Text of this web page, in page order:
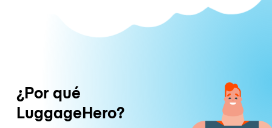
¿Por qué
LuggageHero?